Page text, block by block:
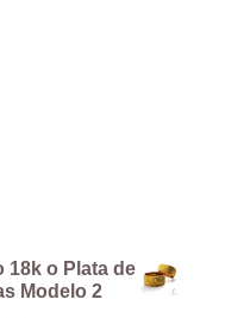
18k o Plata de
Modelo 2